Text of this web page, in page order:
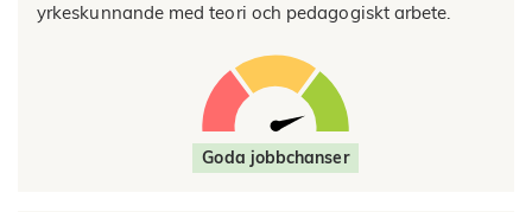
yrkeskunnande med teori och pedagogiskt arbete.
Goda jobbchanser